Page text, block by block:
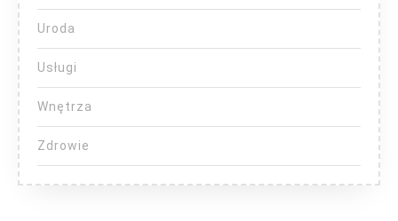
Uroda
Usługi
Wnętrza
Zdrowie